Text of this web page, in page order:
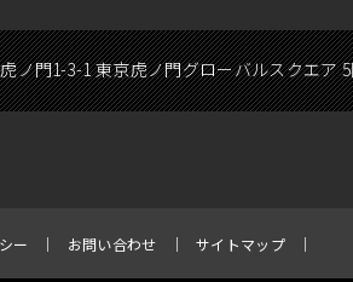
ノ門1-3-1 東京虎ノ門グローバルスクエア
ー お問い合わせ サイトマップ